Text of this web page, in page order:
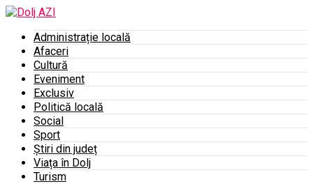
Administrație locală
Afaceri
Cultură
Eveniment
Exclusiv
Politică locală
Social
Sport
Știri din județ
Viața în Dolj
Turism